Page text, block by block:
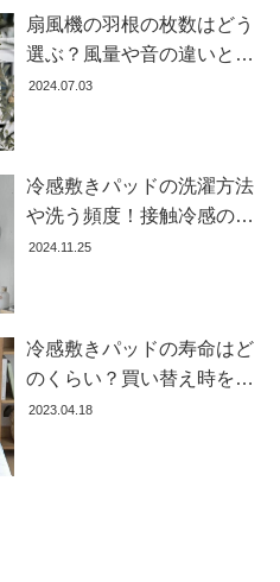
扇風機の羽根の枚数はどう
選ぶ？風量や音の違いとお
すすめ商品7選
2024.07.03
冷感敷きパッドの洗濯方法
や洗う頻度！接触冷感の効
果を下げないお手入れ方法
2024.11.25
冷感敷きパッドの寿命はど
のくらい？買い替え時を見
極める方法とおすすめ商品
2023.04.18